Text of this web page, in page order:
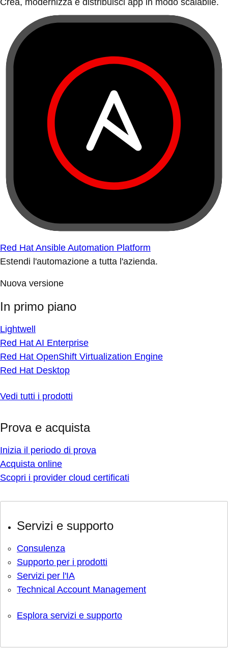
Crea, modernizza e distribuisci app in modo scalabile.
Red Hat Ansible Automation Platform
Estendi l'automazione a tutta l'azienda.
Nuova versione
In primo piano
Lightwell
Red Hat AI Enterprise
Red Hat OpenShift Virtualization Engine
Red Hat Desktop
Vedi tutti i prodotti
Prova e acquista
Inizia il periodo di prova
Acquista online
Scopri i provider cloud certificati
Servizi e supporto
Consulenza
Supporto per i prodotti
Servizi per l'IA
Technical Account Management
Esplora servizi e supporto